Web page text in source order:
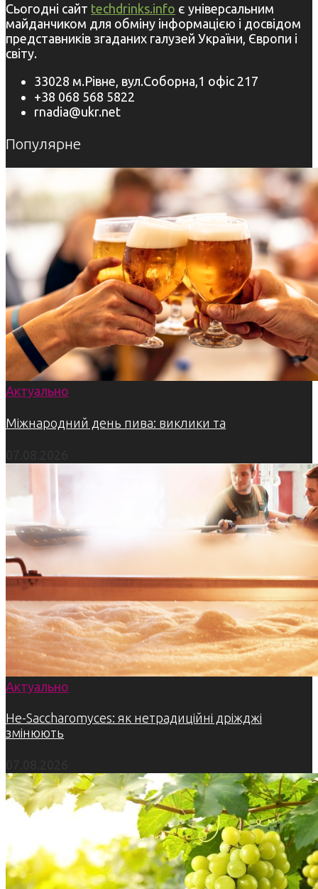
Сьогодні сайт techdrinks.info є універсальним
майданчиком для обміну інформацією і досвідом
представників згаданих галузей України, Європи і
світу.
33028 м.Рівне, вул.Соборна,1 офіс 217
+38 068 568 5822
rnadia@ukr.net
Популярне
Актуально
Міжнародний день пива: виклики та
Актуально
Не-Saccharomyces: як нетрадиційні дріжджі
змінюють